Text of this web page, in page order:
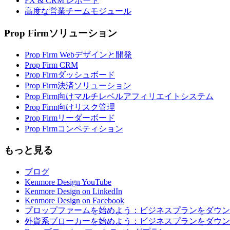
高度な営業チームモジュール
Prop Firmソリューション
Prop Firm Webデザインと開発
Prop Firm CRM
Prop Firmダッシュボード
Prop Firm決済ソリューション
Prop Firm向けマルチレベルアフィリエイトシステム
Prop Firm向けリスク管理
Prop Firmリーダーボード
Prop Firmコンペティション
もっと見る
ブログ
Kenmore Design YouTube
Kenmore Design on LinkedIn
Kenmore Design on Facebook
プロップファームを始めよう：ビジネスプランをダウ
外資系ブローカーを始めよう：ビジネスプランをダウ